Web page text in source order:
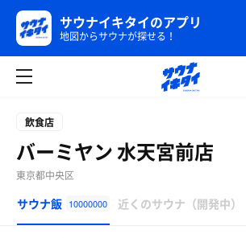
サウナイキタイのアプリ
地図からサウナが探せる！
飲食店
バーミヤン 水天宮前店
東京都中央区
サウナ飯 10000000 近くのサウナ（開発中）